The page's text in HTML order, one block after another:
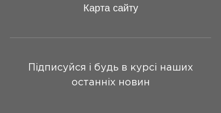
Карта сайту
Підписуйся і будь в курсі наших
останніх новин